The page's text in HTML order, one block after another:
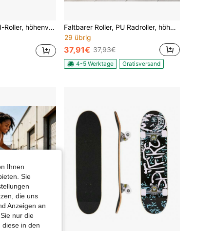
rutschfestes Deck, 3-Rad-Roller
Faltbarer Roller, PU Radroller, höhenverstellbarer Roller, Stadtroller
29 übrig
37,91€ 37,93€
4-5 Werktage Gratisversand
Ihnen
Sie
die uns
Anzeigen an
nur die
diese in den